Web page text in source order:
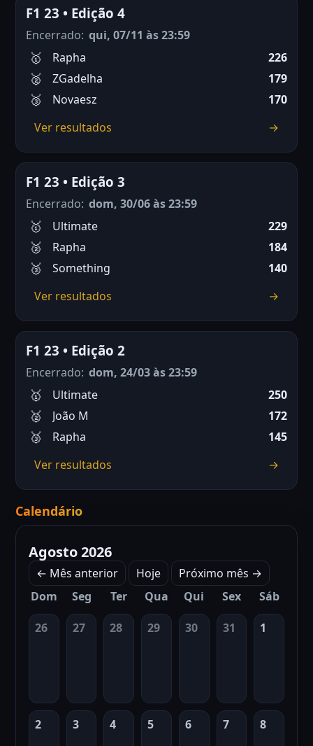
F1 23 • Edição 4
Encerrado: qui, 07/11 às 23:59
Rapha
226
ZGadelha
179
Novaesz
170
Ver resultados
→
F1 23 • Edição 3
Encerrado: dom, 30/06 às 23:59
Ultimate
229
Rapha
184
Something
140
Ver resultados
→
F1 23 • Edição 2
Encerrado: dom, 24/03 às 23:59
Ultimate
250
João M
172
Rapha
145
Ver resultados
→
Calendário
Agosto 2026
← Mês anterior Hoje
Próximo mês →
Dom
Seg Ter Qua Qui Sex Sáb
26 27 28 29 30 31 1
2 3 4 5 6 7 8